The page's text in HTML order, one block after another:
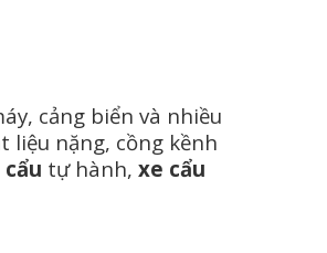
cảng biển và nhiều
liệu nặng, cồng kềnh
tự hành, xe cẩu